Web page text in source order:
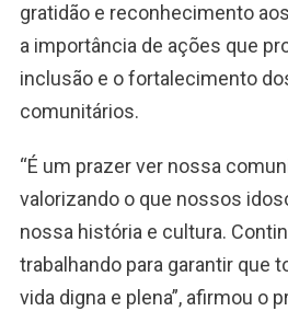
gratidão e reconhecimento
a importância de ações que
inclusão e o fortalecimento
comunitários.
“É um prazer ver nossa
valorizando o que nossos
nossa história e cultura.
trabalhando para garantir que
vida digna e plena”, afirmou o